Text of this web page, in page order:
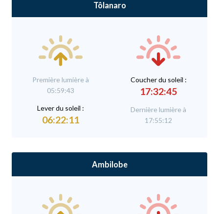
Tôlanaro
Première lumière à
05:59:43
Lever du soleil :
06:22:11
Coucher du soleil :
17:32:45
Dernière lumière à
17:55:12
Ambilobe